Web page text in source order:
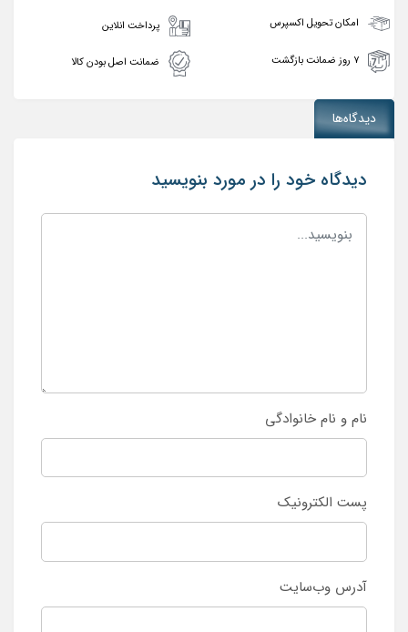
امکان تحویل اکسپرس پرداخت انلاین
۷ روز ضمانت بازگشت ضمانت اصل بودن کالا
دیدگاه‌ها
دیدگاه خود را در مورد بنویسید
نام و نام خانوادگی
پست الکترونیک
آدرس وب‌سایت